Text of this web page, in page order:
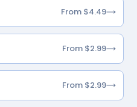
From $4.49
From $2.99
From $2.99